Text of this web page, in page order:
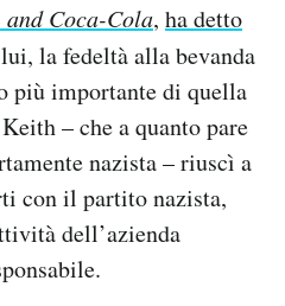
andCoca-Cola, ha detto
la fedeltà alla bevanda
più importante di quella
– che a quanto pare
nazista – riuscì a
con il partito nazista,
dell’azienda